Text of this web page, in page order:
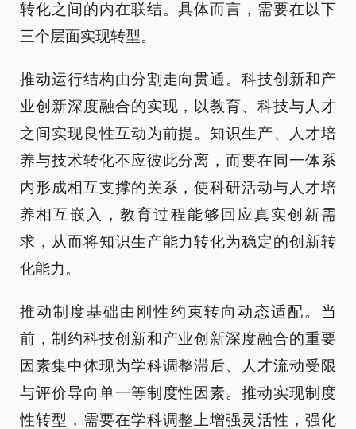
转化之间的内在联结。具体而言，需要在以下
三个层面实现转型。
推动运行结构由分割走向贯通。科技创新和产
业创新深度融合的实现，以教育、科技与人才
之间实现良性互动为前提。知识生产、人才培
养与技术转化不应彼此分离，而要在同一体系
内形成相互支撑的关系，使科研活动与人才培
养相互嵌入，教育过程能够回应真实创新需
求，从而将知识生产能力转化为稳定的创新转
化能力。
推动制度基础由刚性约束转向动态适配。当
前，制约科技创新和产业创新深度融合的重要
因素集中体现为学科调整滞后、人才流动受限
与评价导向单一等制度性因素。推动实现制度
性转型，需要在学科调整上增强灵活性，强化